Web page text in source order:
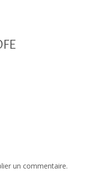
un commentaire.